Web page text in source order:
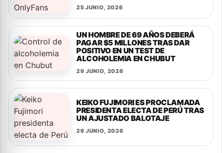
25 JUNIO, 2026
UN HOMBRE DE 69 AÑOS DEBERÁ
PAGAR $5 MILLONES TRAS DAR
POSITIVO EN UN TEST DE
ALCOHOLEMIA EN CHUBUT
29 JUNIO, 2026
KEIKO FUJIMORI ES PROCLAMADA
PRESIDENTA ELECTA DE PERÚ TRAS
UN AJUSTADO BALOTAJE
29 JUNIO, 2026